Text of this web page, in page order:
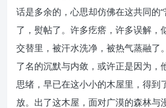
话是多余的，心思却仿佛在这共同的
了，熨帖了。许多疙瘩，许多误解，
交替里，被汗水洗净，被热气蒸融了
了名的沉默与内敛，或许正是因为，
思绪，早已在这小小的木屋里，得到
放。出了这木屋，面对广漠的森林与